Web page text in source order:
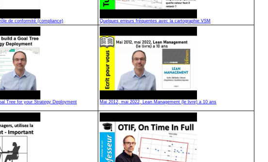
de conformité (compliance) Quelques erreurs fréquentes avec la cartographie VSM
Tree for your Strategy Deployment Mai 2012, mai 2022, Lean Management (le livre) a 10 ans